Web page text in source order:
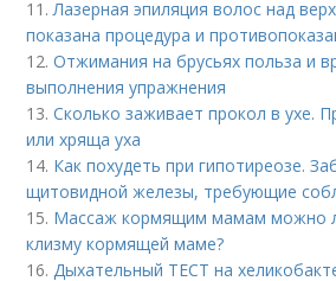
11.Лазерная эпиляция волос над
показана процедура и
12.Отжимания на брусьях польза и
выполнения упражнения
13.Сколько заживает прокол в ухе.
или хряща уха
14. Как похудеть при гипотиреозе.
щитовидной железы, требующие
15. Массаж кормящим мамам можно
клизму кормящей маме?
16.Дыхательный ТЕСТ на